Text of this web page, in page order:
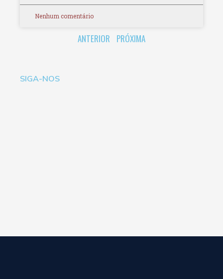
Nenhum comentário
ANTERIOR PRÓXIMA
SIGA-NOS